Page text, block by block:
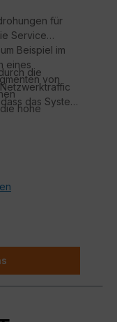
für
Service
Beispiel im
eines
von
hohe
die
das System